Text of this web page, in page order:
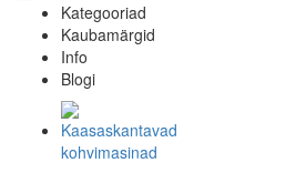
Kategooriad
Kaubamärgid
Info
Blogi